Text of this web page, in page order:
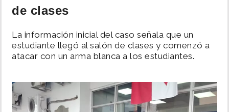
POLÍTICA
DEPORTES
de clases
La información inicial del caso señala que un
estudiante llegó al salón de clases y comenzó a
atacar con un arma blanca a los estudiantes.